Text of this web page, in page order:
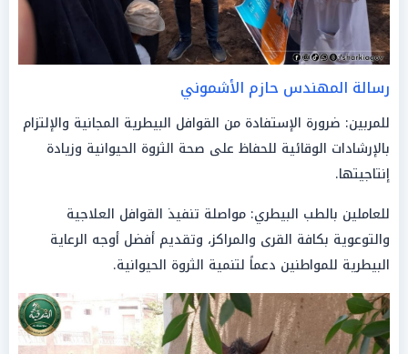
رسالة المهندس حازم الأشموني
للمربين: ضرورة الإستفادة من القوافل البيطرية المجانية والإلتزام
بالإرشادات الوقائية للحفاظ على صحة الثروة الحيوانية وزيادة
إنتاجيتها.
للعاملين بالطب البيطري: مواصلة تنفيذ القوافل العلاجية
والتوعوية بكافة القرى والمراكز، وتقديم أفضل أوجه الرعاية
البيطرية للمواطنين دعماً لتنمية الثروة الحيوانية.